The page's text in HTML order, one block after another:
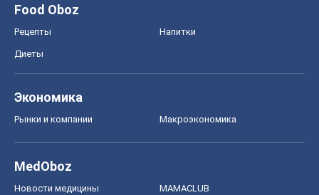
Food Oboz
Рецепты Напитки
Диеты
Экономика
Рынки и компании Mакроэкономика
MedOboz
Новости медицины MAMACLUB